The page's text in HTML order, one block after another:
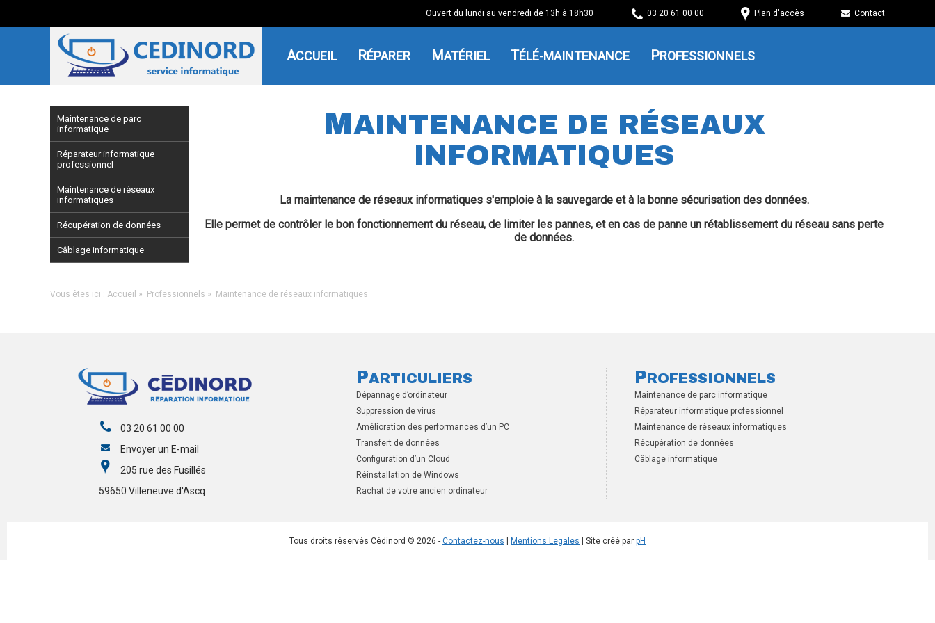
Ouvert du lundi au vendredi de 13h à 18h30 03 20 61 00 00 Plan d'accès Contact
ACCUEIL RÉPARER MATÉRIEL TÉLÉ-MAINTENANCE PROFESSIONNELS
Maintenance de parc
informatique
Réparateur informatique
professionnel
Maintenance de réseaux
informatiques
Récupération de données
Câblage informatique
MAINTENANCE DE RÉSEAUX
INFORMATIQUES
La maintenance de réseaux informatiques s'emploie à la sauvegarde et à la bonne sécurisation des données.
Elle permet de contrôler le bon fonctionnement du réseau, de limiter les pannes, et en cas de panne un rétablissement du réseau sans perte
de données.
Vous êtes ici : Accueil » Professionnels » Maintenance de réseaux informatiques
03 20 61 00 00
Envoyer un E-mail
205 rue des Fusillés
59650 Villeneuve d'Ascq
PARTICULIERS
Dépannage d’ordinateur
Suppression de virus
Amélioration des performances d’un PC
Transfert de données
Configuration d’un Cloud
Réinstallation de Windows
Rachat de votre ancien ordinateur
PROFESSIONNELS
Maintenance de parc informatique
Réparateur informatique professionnel
Maintenance de réseaux informatiques
Récupération de données
Câblage informatique
Tous droits réservés Cédinord © 2026 - Contactez-nous Mentions Legales | Site créé par pH